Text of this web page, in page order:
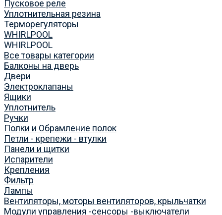
Пусковое реле
Уплотнительная резина
Терморегуляторы
WHIRLPOOL
WHIRLPOOL
Все товары категории
Балконы на дверь
Двери
Электроклапаны
Ящики
Уплотнитель
Ручки
Полки и Обрамление полок
Петли - крепежи - втулки
Панели и щитки
Испарители
Крепления
Фильтр
Лампы
Вентиляторы, моторы вентиляторов, крыльчатки
Модули управления -сенсоры -выключатели